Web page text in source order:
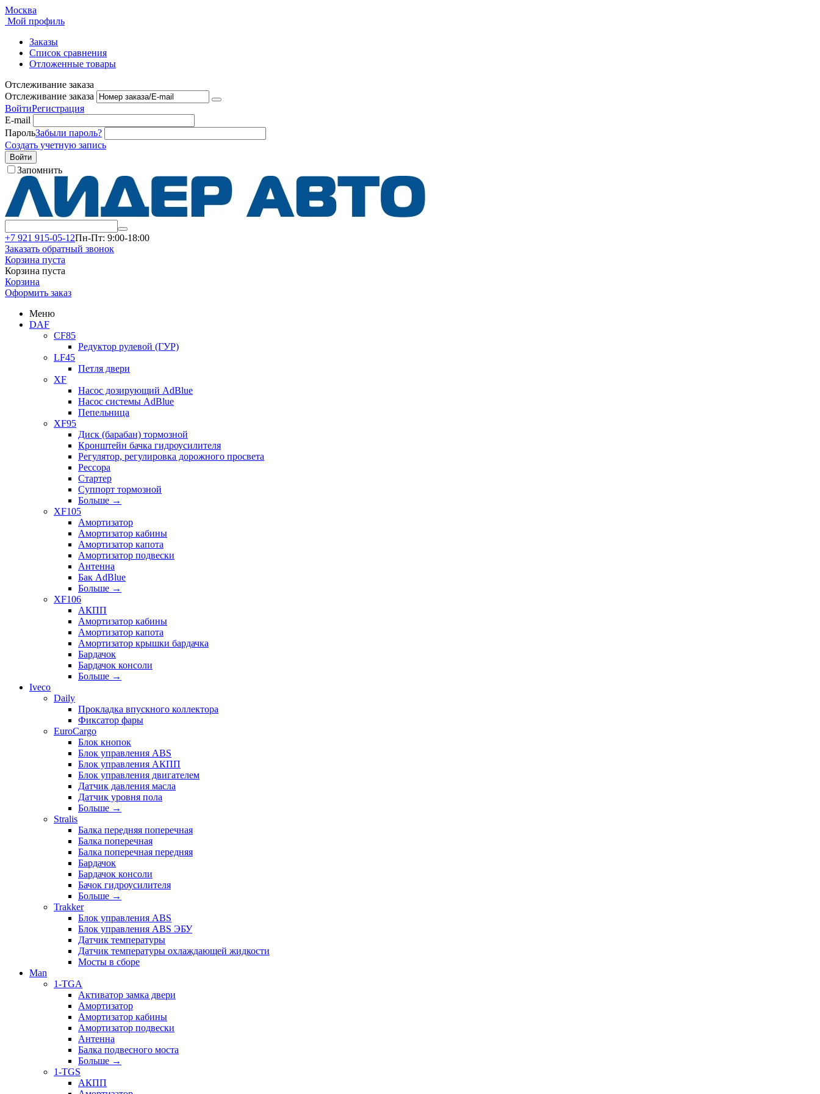
Москва
Мой профиль
Заказы
Список сравнения
Отложенные товары
Отслеживание заказа
Отслеживание заказа
ВойтиРегистрация
E-mail
ПарольЗабыли пароль?
Создать учетную запись
Войти
Запомнить
+7 921 915-05-12Пн-Пт: 9:00-18:00
Заказать обратный звонок
Корзина пуста
Корзина пуста
Корзина
Оформить заказ
Меню
DAF
CF85
Редуктор рулевой (ГУР)
LF45
Петля двери
XF
Насос дозирующий AdBlue
Насос системы AdBlue
Пепельница
XF95
Диск (барабан) тормозной
Кронштейн бачка гидроусилителя
Регулятор, регулировка дорожного просвета
Рессора
Стартер
Суппорт тормозной
Больше →
XF105
Амортизатор
Амортизатор кабины
Амортизатор капота
Амортизатор подвески
Антенна
Бак AdBlue
Больше →
XF106
АКПП
Амортизатор кабины
Амортизатор капота
Амортизатор крышки бардачка
Бардачок
Бардачок консоли
Больше →
Iveco
Daily
Прокладка впускного коллектора
Фиксатор фары
EuroCargo
Блок кнопок
Блок управления ABS
Блок управления АКПП
Блок управления двигателем
Датчик давления масла
Датчик уровня пола
Больше →
Stralis
Балка передняя поперечная
Балка поперечная
Балка поперечная передняя
Бардачок
Бардачок консоли
Бачок гидроусилителя
Больше →
Trakker
Блок управления ABS
Блок управления ABS ЭБУ
Датчик температуры
Датчик температуры охлаждающей жидкости
Мосты в сборе
Man
1-TGA
Активатор замка двери
Амортизатор
Амортизатор кабины
Амортизатор подвески
Антенна
Балка подвесного моста
Больше →
1-TGS
АКПП